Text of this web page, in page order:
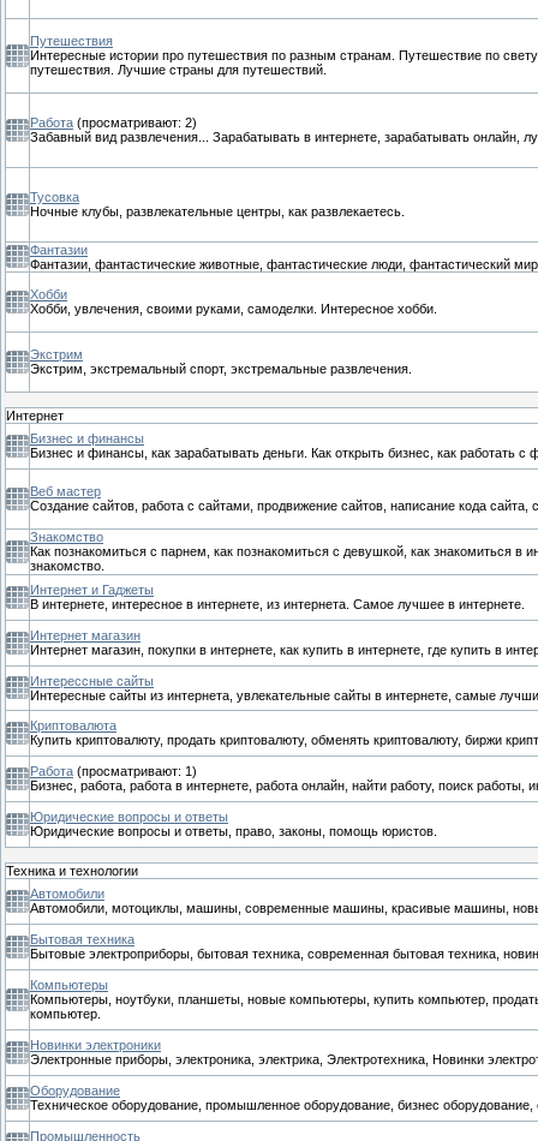
Путешествия
Интересные истории про путешествия по разным странам. Путешествие по
путешествия. Лучшие страны для путешествий.
Работа (просматривают: 2)
Забавный вид развлечения... Зарабатывать в интернете, зарабатывать онлайн,
Тусовка
Ночные клубы, развлекательные центры, как развлекаетесь.
Фантазии
Фантазии, фантастические животные, фантастические люди, фантастический
Хобби
Хобби, увлечения, своими руками, самоделки. Интересное хобби.
Экстрим
Экстрим, экстремальный спорт, экстремальные развлечения.
Интернет
Бизнес и финансы
Бизнес и финансы, как зарабатывать деньги. Как открыть бизнес, как работать с
Веб мастер
Создание сайтов, работа с сайтами, продвижение сайтов, написание кода сайта,
Знакомство
Как познакомиться с парнем, как познакомиться с девушкой, как знакомиться в
знакомство.
Интернет и Гаджеты
В интернете, интересное в интернете, из интернета. Самое лучшее в интернете.
Интернет магазин
Интернет магазин, покупки в интернете, как купить в интернете, где купить в
Интерессные сайты
Интересные сайты из интернета, увлекательные сайты в интернете, самые
Криптовалюта
Купить криптовалюту, продать криптовалюту, обменять криптовалюту, биржи
Работа (просматривают: 1)
Бизнес, работа, работа в интернете, работа онлайн, найти работу, поиск работы,
Юридические вопросы и ответы
Юридические вопросы и ответы, право, законы, помощь юристов.
Техника и технологии
Автомобили
Автомобили, мотоциклы, машины, современные машины, красивые машины,
Бытовая техника
Бытовые электроприборы, бытовая техника, современная бытовая техника,
Компьютеры
Компьютеры, ноутбуки, планшеты, новые компьютеры, купить компьютер,
компьютер.
Новинки электроники
Электронные приборы, электроника, электрика, Электротехника, Новинки
Оборудование
Техническое оборудование, промышленное оборудование, бизнес
Промышленность